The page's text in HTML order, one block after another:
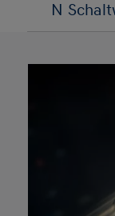
N